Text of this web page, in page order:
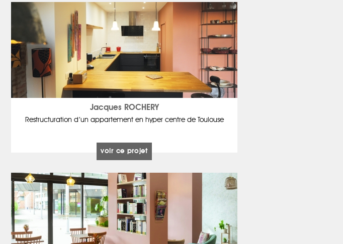
Jacques ROCHERY
Restructuration d’un appartement en hyper centre de Toulouse
voir ce projet